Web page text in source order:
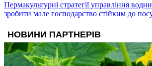
Пермакультурні стратегії управління
зробити мале господарство стійким до